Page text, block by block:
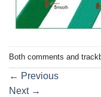
Both comments and
← Previous
Next →